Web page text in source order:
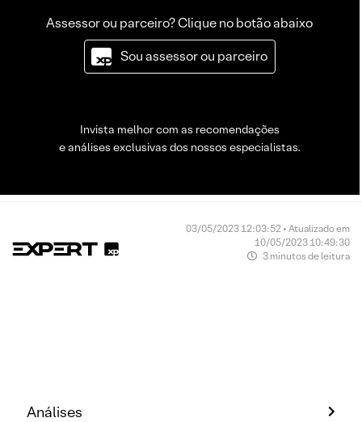
Assessor ou parceiro? Clique no botão abaixo
Sou assessor ou parceiro
Invista melhor com as recomendações
e análises exclusivas dos nossos especialistas.
03/05/2023 12:03:52 • Atualizado em
10/05/2023 10:49:30
3 minutos de leitura
Análises